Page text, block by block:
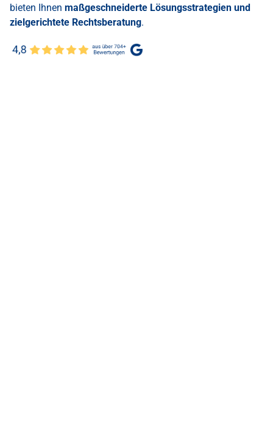
bieten Ihnen maßgeschneiderte Lösungsstrategien und
zielgerichtete Rechtsberatung.